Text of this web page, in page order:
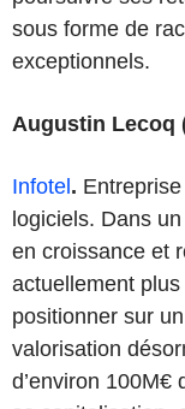
sous forme de
exceptionnels.
Augustin Lecoq
Infotel.
logiciels. Dans
en croissance et
actuellement
positionner sur
valorisation
d’environ 100M€